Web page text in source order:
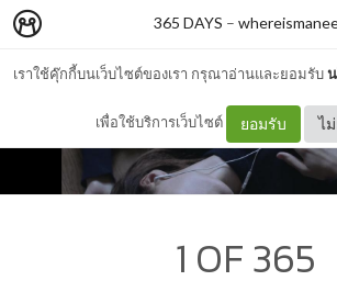
เราใช้คุ๊กกี้บนเว็บไซต์ของเรา กรุณาอ่านและยอมรับ
เพื่อใช้บริการเว็บไซต์ ยอมรับ ไ
365 DAYS –
1 OF 365